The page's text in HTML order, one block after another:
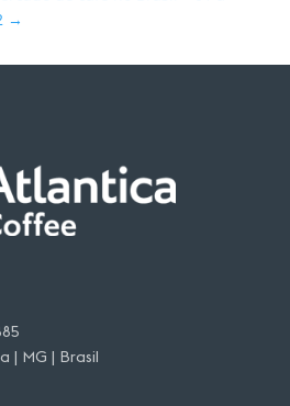
→
| MG | Brasil